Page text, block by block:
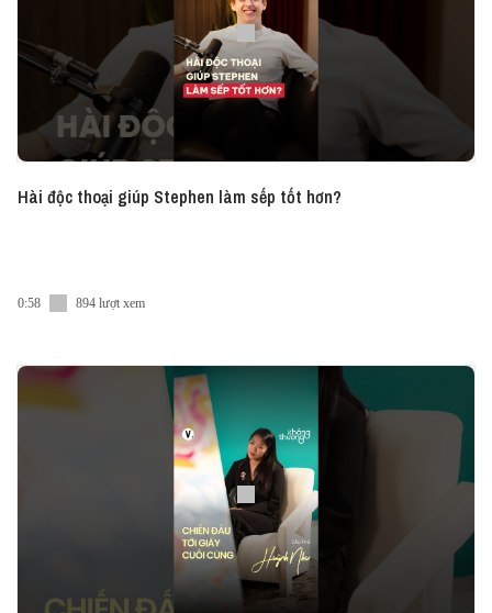
#Vietcetera_Podcast #HAS229 #HAT #HaAnhTuan
Hài độc thoại giúp Stephen làm sếp tốt hơn?
0:58 894 lượt xem